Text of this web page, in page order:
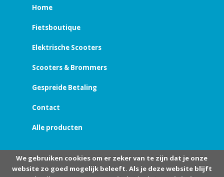
Home
Fietsboutique
Elektrische Scooters
Scooters & Brommers
Gespreide Betaling
Contact
Alle producten
We gebruiken cookies om er zeker van te zijn dat je onze
website zo goed mogelijk beleeft. Als je deze website blijft